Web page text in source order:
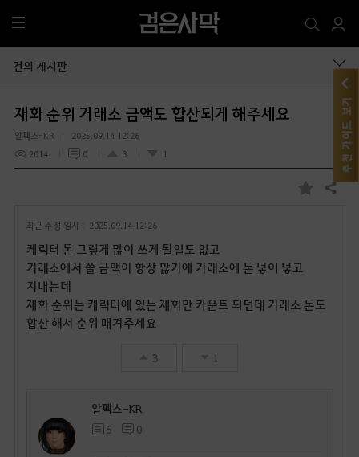
전
체
메
건의 게시판
재화 순위 거래소 금액도 합산되게 해주세요
알펙스-KR
2025.09.14 12:26
2014
0 3 1
즐
공유하기
최근 수정 일시 : 2025.09.14 12:26
케릭터 돈 그렇게 많이 쓰게 될일도 없고
거래소에서 쓸 금액이 항상 많기에 거래소에 돈 넣어 넣고
지내는데
재화 순위는 케릭터에 있는 재화만 카운트 되던데 거래소 돈도
합산 해서 순위 매겨주세요
3 1
알펙스-KR
5 0
추천 가이드 보기